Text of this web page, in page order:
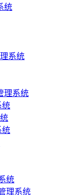
统
系统
理系统
统
统
统
理系统